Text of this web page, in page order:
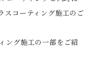
スコーティング施工のご
ング施工の一部をご紹